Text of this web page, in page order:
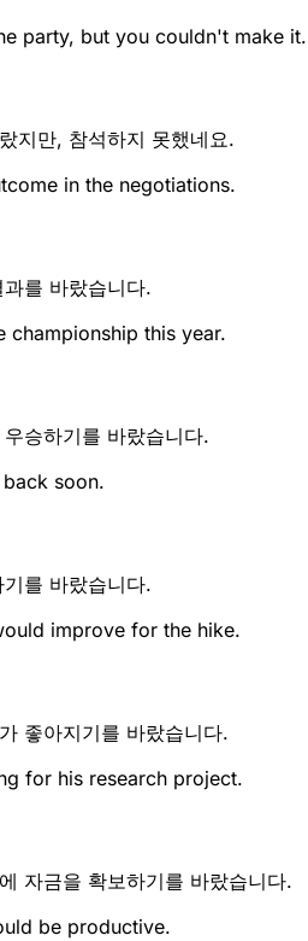
party, but you couldn't make it.
지만, 참석하지 못했네요.
in the negotiations.
를 바랐습니다.
championship this year.
승하기를 바랐습니다.
soon.
를 바랐습니다.
improve for the hike.
좋아지기를 바랐습니다.
for his research project.
자금을 확보하기를 바랐습니다.
be productive.